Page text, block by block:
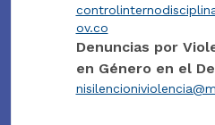
ov.co
Denuncias por
en Género en el